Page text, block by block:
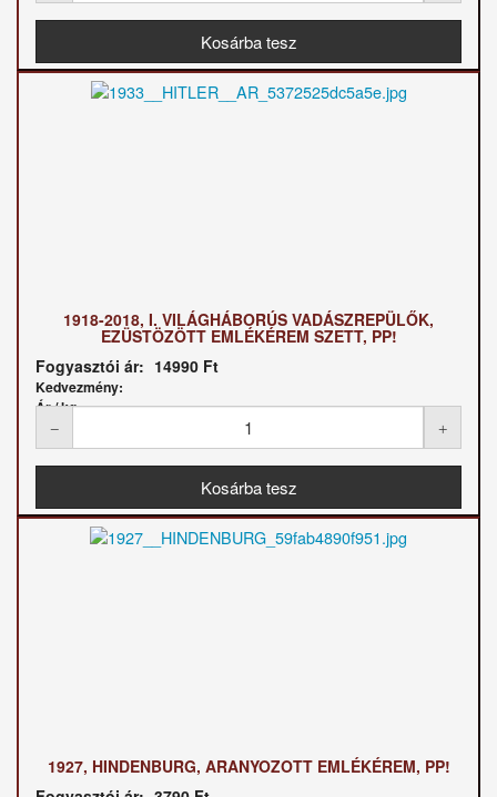
1918-2018, I. VILÁGHÁBORÚS VADÁSZREPÜLŐK,
EZÜSTÖZÖTT EMLÉKÉREM SZETT, PP!
Fogyasztói ár: 14990 Ft
Kedvezmény:
Ár / kg:
1927, HINDENBURG, ARANYOZOTT EMLÉKÉREM, PP!